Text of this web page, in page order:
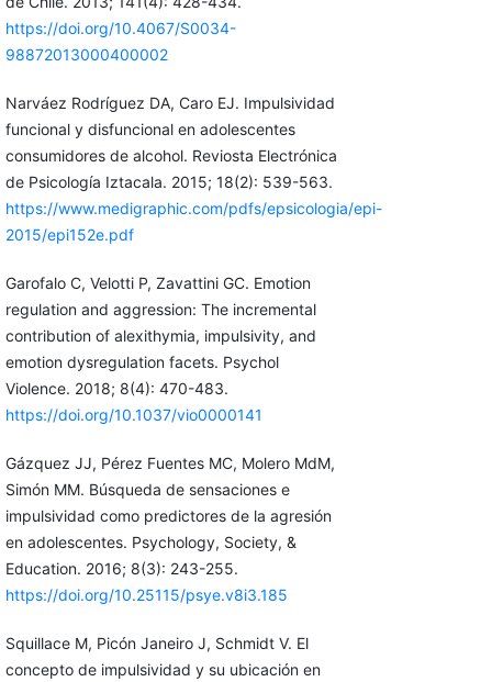
https://doi.org/10.4067/S0034-
98872013000400002
Narváez Rodríguez DA, Caro EJ. Impulsividad
funcional y disfuncional en adolescentes
consumidores de alcohol. Reviosta Electrónica
de Psicología Iztacala. 2015; 18(2): 539-563.
https://www.medigraphic.com/pdfs/epsicologia/epi-
2015/epi152e.pdf
Garofalo C, Velotti P, Zavattini GC. Emotion
regulation and aggression: The incremental
contribution of alexithymia, impulsivity, and
emotion dysregulation facets. Psychol
Violence. 2018; 8(4): 470-483.
https://doi.org/10.1037/vio0000141
Gázquez JJ, Pérez Fuentes MC, Molero MdM,
Simón MM. Búsqueda de sensaciones e
impulsividad como predictores de la agresión
en adolescentes. Psychology, Society, &
Education. 2016; 8(3): 243-255.
https://doi.org/10.25115/psye.v8i3.185
Squillace M, Picón Janeiro J, Schmidt V. El
concepto de impulsividad y su ubicación en